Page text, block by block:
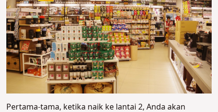
Pertama-tama, ketika naik ke lantai 2, Anda akan